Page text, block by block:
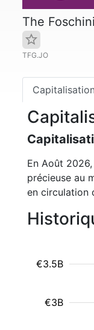
The
TFG.JO
En Août
précieuse au
en circulation
€3B
€3.5B